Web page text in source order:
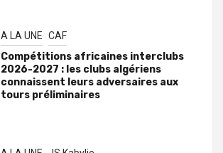
A LA UNE CAF
Compétitions africaines interclubs
2026-2027 : les clubs algériens
connaissent leurs adversaires aux
tours préliminaires